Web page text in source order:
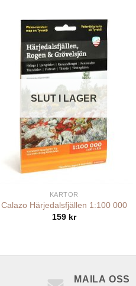
SLUT I LAGER
KARTOR
Calazo Härjedalsfjällen 1:100 000
159 kr
MAILA OSS